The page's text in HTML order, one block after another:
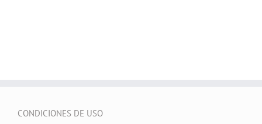
CONDICIONES DE USO